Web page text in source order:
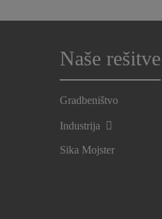
Naše rešitve
Gradbeništvo
Industrija
Sika Mojster